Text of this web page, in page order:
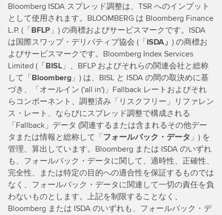
Bloomberg ISDA スプレッド調整は、TSR へのインプット
として使用されます。BLOOMBERG は Bloomberg Finance
L.P. (「BFLP 」) の商標およびサービスマークです。ISDA
は国際スワップ・デリバティブ協会 (「ISDA」 ) の商標お
よびサービスマークです。Bloomberg Index Services
Limited (「BISL 」、BFLP およびそれらの関連会社と総称
して「Bloomberg 」) は、BISL と ISDA の間の取決めに基
づき、「オールイン ('all in')」Fallback レートおよびそれ
らコンポーネント、調整済み「リスクフリー」リファレン
ス・レート、ならびにスプレッド調整で構成される
「Fallback」データ (関連するまたは含まれるその他デー
タまたは情報と総称して「フォールバック・データ 」) を
管理、算出しています。Bloomberg または ISDA のいずれ
も、フォールバック・データに関して、適時性、正確性、
完全性、または特定の目的への適合性を保証するものでは
なく、フォールバック・データに関連して一切の責任を負
わないものとします。上記を制限することなく、
Bloomberg または ISDA のいずれも、フォールバック・デ